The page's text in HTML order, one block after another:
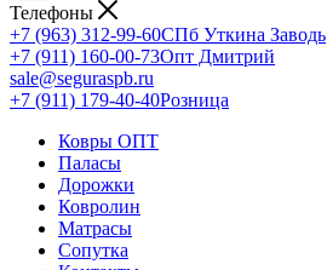
Телефоны
+7 (963) 312-99-60СПб Уткина Заводь
+7 (911) 160-00-73Опт Дмитрий
sale@seguraspb.ru
+7 (911) 179-40-40Розница
Ковры ОПТ
Паласы
Дорожки
Ковролин
Матрасы
Сопутка